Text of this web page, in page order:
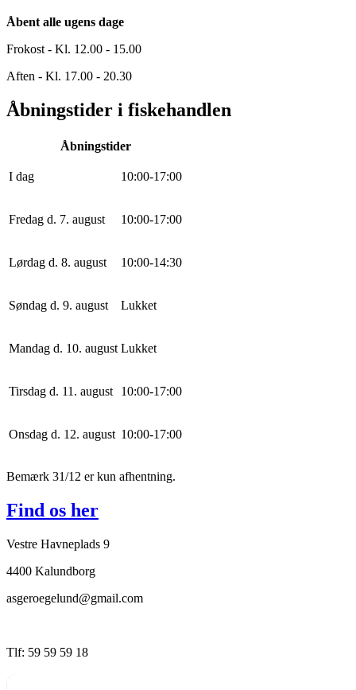
Åbent alle ugens dage
Frokost - Kl. 12.00 - 15.00
Aften - Kl. 17.00 - 20.30
Åbningstider i fiskehandlen
Åbningstider
I dag 10:00-17:00
Fredag d. 7. august 10:00-17:00
Lørdag d. 8. august 10:00-14:30
Søndag d. 9. august Lukket
Mandag d. 10. august Lukket
Tirsdag d. 11. august 10:00-17:00
Onsdag d. 12. august 10:00-17:00
Bemærk 31/12 er kun afhentning.
Find os her
Vestre Havneplads 9
4400 Kalundborg
asgeroegelund@gmail.com
Tlf: 59 59 59 18